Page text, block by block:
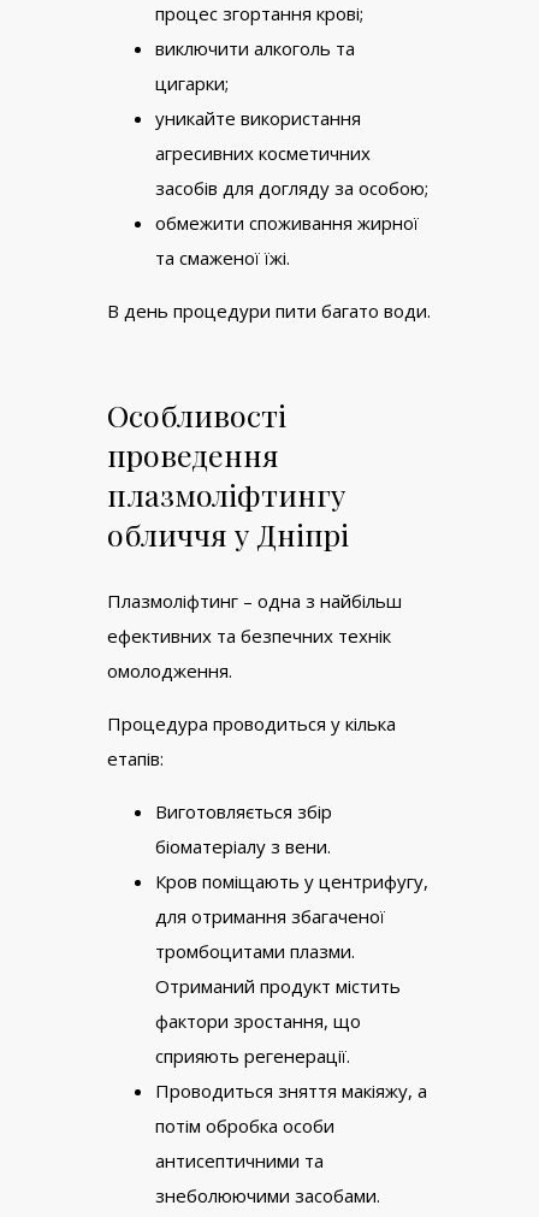
процес згортання крові;
виключити алкоголь та
цигарки;
уникайте використання
агресивних косметичних
засобів для догляду за особою;
обмежити споживання жирної
та смаженої їжі.
В день процедури пити багато води.
Особливості
проведення
плазмоліфтингу
обличчя у Дніпрі
Плазмоліфтинг – одна з найбільш
ефективних та безпечних технік
омолодження.
Процедура проводиться у кілька
етапів:
Виготовляється збір
біоматеріалу з вени.
Кров поміщають у центрифугу,
для отримання збагаченої
тромбоцитами плазми.
Отриманий продукт містить
фактори зростання, що
сприяють регенерації.
Проводиться зняття макіяжу, а
потім обробка особи
антисептичними та
знеболюючими засобами.